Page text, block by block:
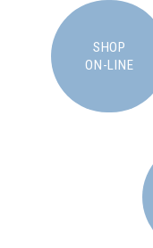
SHOP
ON-LINE